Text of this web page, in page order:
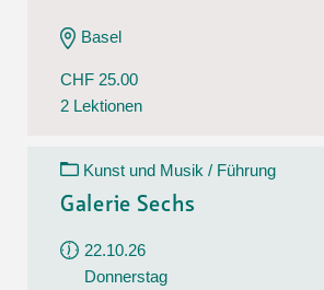
Basel
CHF 25.00
2 Lektionen
Kunst und Musik / Führung
Galerie Sechs
22.10.26
Donnerstag